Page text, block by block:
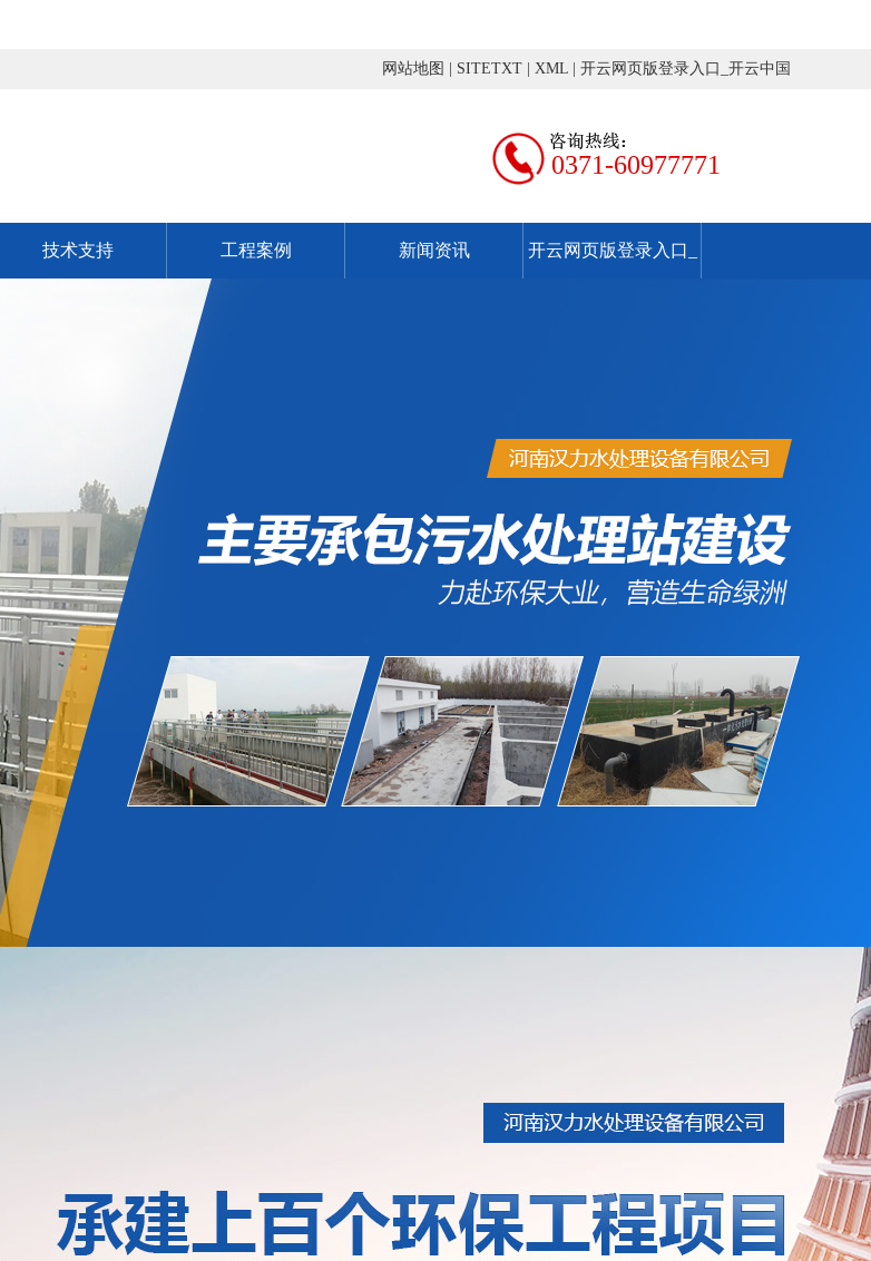
网站地图 SITETXT XML 开云网页版登录入口_开云中国
0371-60977771
技术支持 工程案例 新闻资讯 开云网页版登录入口_